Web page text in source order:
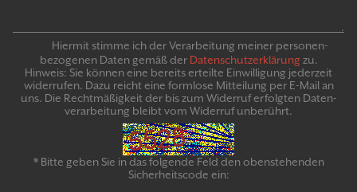
Hiermit stimme ich der Verarbeitung meiner personen­
bezogenen Daten gemäß der Daten­schutz­er­klär­ung zu.
Hinweis: Sie können eine bereits erteilte Ein­willigung jeder­zeit
widerrufen. Dazu reicht eine formlose Mitteilung per E-Mail an
uns. Die Recht­mäßigkeit der bis zum Widerruf erfolgten Daten­
verarbeitung bleibt vom Wider­ruf un­be­rührt.
* Bitte geben Sie in das folgende Feld den obenstehenden
Sicherheitscode ein: